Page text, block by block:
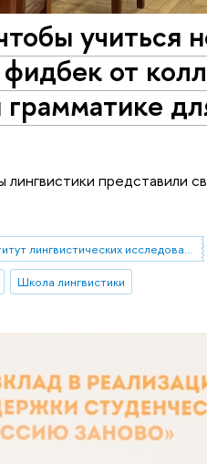
учиться
от
представили
Институт лингвистических исследований РАН
Школа лингвистики